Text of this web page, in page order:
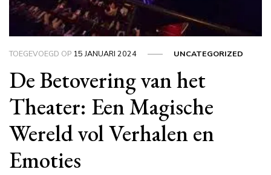
TOEGEVOEGD OP 15 JANUARI 2024 UNCATEGORIZED
De Betovering van het
Theater: Een Magische
Wereld vol Verhalen en
Emoties